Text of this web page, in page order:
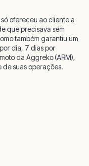
ofereceu ao cliente a
que precisava sem
também garantiu um
dia, 7 dias por
da Aggreko (ARM),
suas operações.